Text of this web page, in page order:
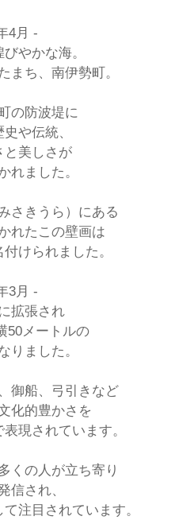
4月 -
やかな海。
まち、南伊勢町。
の防波堤に
や伝統、
と美しさが
れました。
さきうら）にある
れたこの壁画は
けられました。
3月 -
拡張され
50メートルの
りました。
御船、弓引きなど
化的豊かさを
現されています。
くの人が立ち寄り
信され、
注目されています。